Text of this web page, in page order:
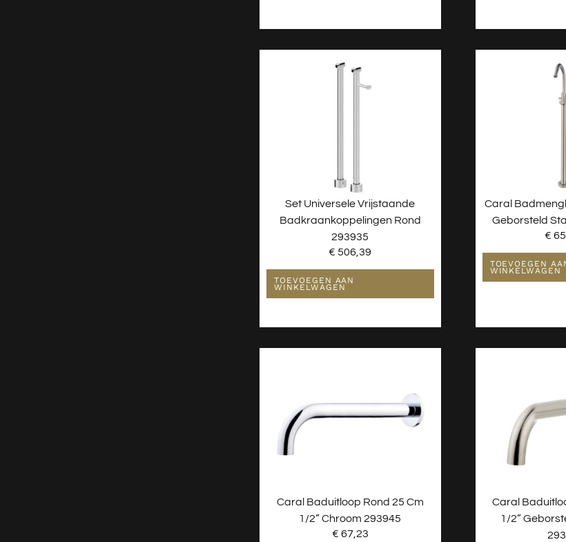
Set Universele Vrijstaande
Badkraankoppelingen Rond
293935
€ 506,39
TOEVOEGEN AAN
WINKELWAGEN
Caral
Geborsteld
€
TOEVOEGEN
WINKELWAGEN
Caral Baduitloop Rond 25 Cm
1/2” Chroom 293945
€ 67,23
Caral
1/2”